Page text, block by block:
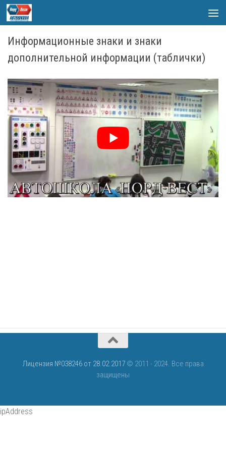
Skip to content
Информационные знаки и знаки
дополнительной информации (таблички)
Лицензия №038246 от 28.02.2017© 2011 - 2024. Все права
защищены
ipAddress